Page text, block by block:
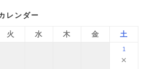
レンダー
火 水 木 金 土
1
×